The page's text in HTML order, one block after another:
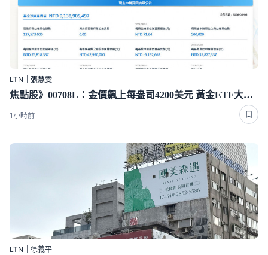
LTN｜張慧雯
焦點股》00708L：金價飆上每盎司4200美元 黃金ETF大漲逾7％
1小時前
LTN｜徐義平